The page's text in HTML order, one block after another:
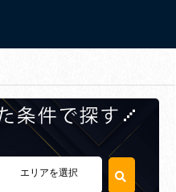
エリアを選択